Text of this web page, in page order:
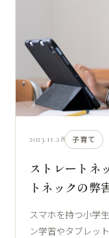
2023.11.28 子育て
ストレートネ
トネックの弊
スマホを持つ小学
ン学習やタブレッ